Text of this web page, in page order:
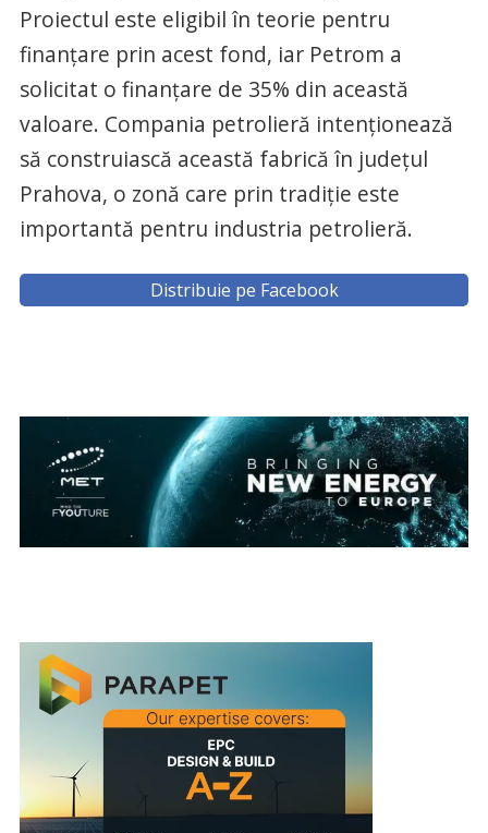
Proiectul este eligibil în teorie pentru
finanțare prin acest fond, iar Petrom a
solicitat o finanțare de 35% din această
valoare. Compania petrolieră intenționează
să construiască această fabrică în județul
Prahova, o zonă care prin tradiție este
importantă pentru industria petrolieră.
Distribuie pe Facebook